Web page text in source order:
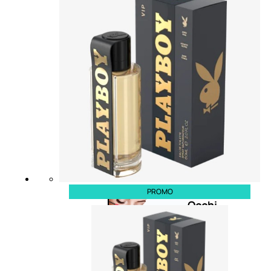
Bb E Cc Cream
Matita Occhi
Matita Sopracciglia
Mascara
Matita Labbra
Gloss
Smalto
Smalto Effetti Speciali
Solventi Unghie
Occhi
Palette
occhi
PROMO